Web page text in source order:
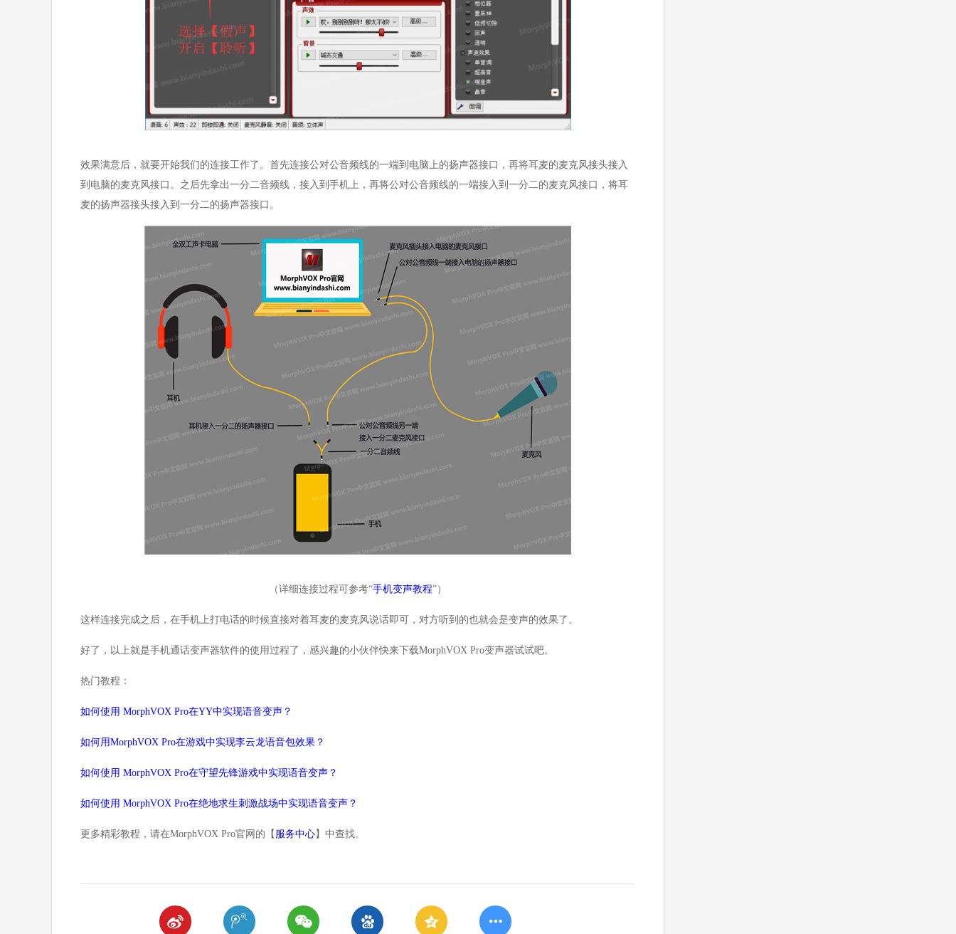
效果满意后，就要开始我们的连接工作了。首先连接公对公音频线的一端到电脑上的扬声器接口，再将耳麦的麦克风接头接入
到电脑的麦克风接口。之后先拿出一分二音频线，接入到手机上，再将公对公音频线的一端接入到一分二的麦克风接口，将耳
麦的扬声器接头接入到一分二的扬声器接口。
（详细连接过程可参考“手机变声教程”）
这样连接完成之后，在手机上打电话的时候直接对着耳麦的麦克风说话即可，对方听到的也就会是变声的效果了。
好了，以上就是手机通话变声器软件的使用过程了，感兴趣的小伙伴快来下载MorphVOX Pro变声器试试吧。
热门教程：
如何使用 MorphVOX Pro在YY中实现语音变声？
如何用MorphVOX Pro在游戏中实现李云龙语音包效果？
如何使用 MorphVOX Pro在守望先锋游戏中实现语音变声？
如何使用 MorphVOX Pro在绝地求生刺激战场中实现语音变声？
更多精彩教程，请在MorphVOX Pro官网的【 服务中心】中查找。
     